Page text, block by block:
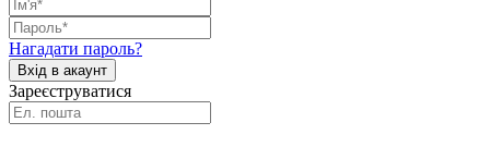
Нагадати пароль?
Зареєструватися